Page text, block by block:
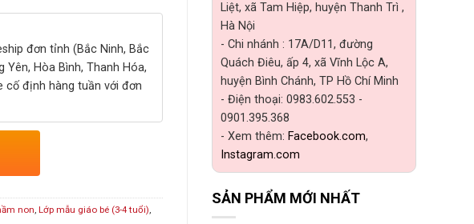
Liệt, xã Tam Hiệp, huyện Thanh Trì ,
Hà Nội
- Chi nhánh : 17A/D11, đường
Quách Điêu, ấp 4, xã Vĩnh Lộc A,
huyện Bình Chánh, TP Hồ Chí Minh
- Điện thoại: 0983.602.553 -
0901.395.368
- Xem thêm: Facebook.com,
Instagram.com
SẢN PHẨM MỚI NHẤT
đơn tỉnh (Bắc Ninh, Bắc
Yên, Hòa Bình, Thanh Hóa,
cố định hàng tuần với đơn
non, Lớp mẫu giáo bé (3-4 tuổi),